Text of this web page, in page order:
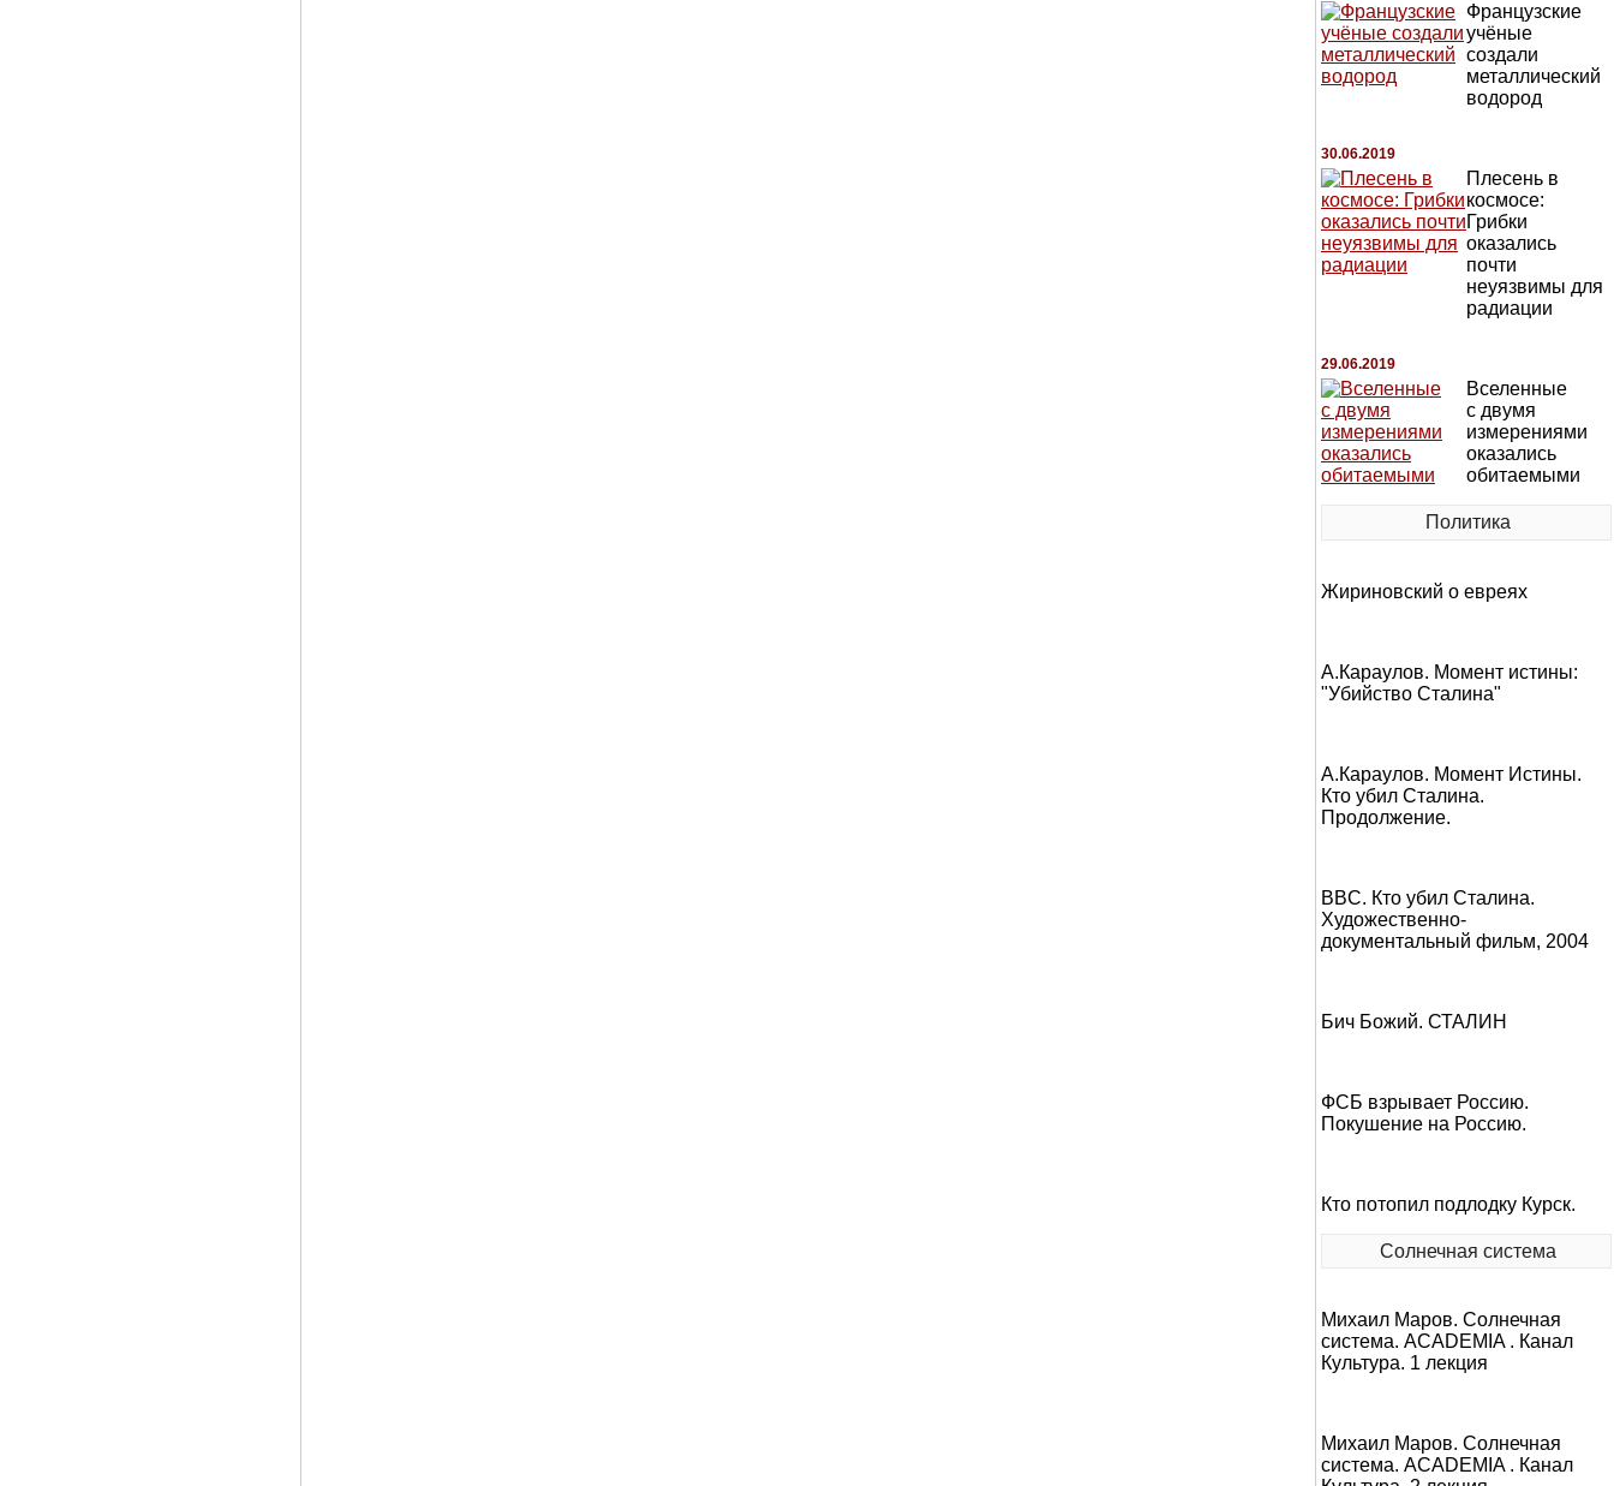
Французские
учёные
создали
металлический
водород
30.06.2019
Плесень в
космосе:
Грибки
оказались
почти
неуязвимы для
радиации
29.06.2019
Вселенные
с двумя
измерениями
оказались
обитаемыми
Политика
Жириновский о евреях
А.Караулов. Момент истины:
"Убийство Сталина"
А.Караулов. Момент Истины.
Кто убил Сталина.
Продолжение.
BBC. Кто убил Сталина.
Художественно-
документальный фильм, 2004
Бич Божий. СТАЛИН
ФСБ взрывает Россию.
Покушение на Россию.
Кто потопил подлодку Курск.
Солнечная система
Михаил Маров. Солнечная
система. ACADEMIA . Канал
Культура. 1 лекция
Михаил Маров. Солнечная
система. ACADEMIA . Канал